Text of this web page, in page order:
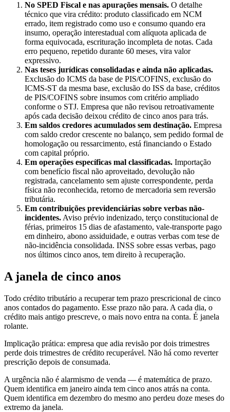
No SPED Fiscal e nas apurações mensais. O detalhe
técnico que vira crédito: produto classificado em NCM
errado, item registrado como uso e consumo quando era
insumo, operação interestadual com alíquota aplicada de
forma equivocada, escrituração incompleta de notas. Cada
erro pequeno, repetido durante 60 meses, vira valor
expressivo.
Nas teses jurídicas consolidadas e ainda não aplicadas.
Exclusão do ICMS da base de PIS/COFINS, exclusão do
ICMS-ST da mesma base, exclusão do ISS da base, créditos
de PIS/COFINS sobre insumos com critério ampliado
conforme o STJ. Empresa que não revisou retroativamente
após cada decisão deixou crédito de cinco anos para trás.
Em saldos credores acumulados sem destinação. Empresa
com saldo credor crescente no balanço, sem pedido formal de
homologação ou ressarcimento, está financiando o Estado
com capital próprio.
Em operações específicas mal classificadas. Importação
com benefício fiscal não aproveitado, devolução não
registrada, cancelamento sem ajuste correspondente, perda
física não reconhecida, retorno de mercadoria sem reversão
tributária.
Em contribuições previdenciárias sobre verbas não-
incidentes. Aviso prévio indenizado, terço constitucional de
férias, primeiros 15 dias de afastamento, vale-transporte pago
em dinheiro, abono assiduidade, e outras verbas com tese de
não-incidência consolidada. INSS sobre essas verbas, pago
nos últimos cinco anos, tem direito à recuperação.
A janela de cinco anos
Todo crédito tributário a recuperar tem prazo prescricional de cinco
anos contados do pagamento. Esse prazo não para. A cada dia, o
crédito mais antigo prescreve, o mais novo entra na conta. É janela
rolante.
Implicação prática: empresa que adia revisão por dois trimestres
perde dois trimestres de crédito recuperável. Não há como reverter
prescrição depois de consumada.
A urgência não é alarmismo de venda — é matemática de prazo.
Quem identifica em janeiro ainda tem cinco anos atrás na conta.
Quem identifica em dezembro do mesmo ano perdeu doze meses do
extremo da janela.